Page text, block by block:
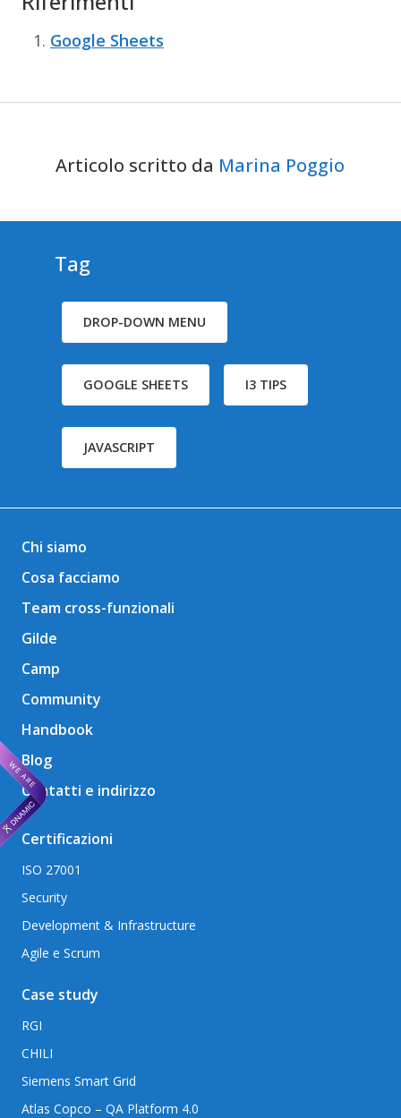
Google Sheets
Articolo scritto da Marina Poggio
Tag
DROP-DOWN MENU
GOOGLE SHEETS I3 TIPS
JAVASCRIPT
Chi siamo
Cosa facciamo
Team cross-funzionali
Gilde
Camp
Community
Handbook
Blog
Contatti e indirizzo
Certificazioni
ISO 27001
Security
Development & Infrastructure
Agile e Scrum
Case study
RGI
CHILI
Siemens Smart Grid
Atlas Copco – QA Platform 4.0